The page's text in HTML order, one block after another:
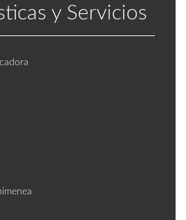
y Servicios